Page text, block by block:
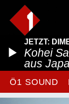
JETZT:
Kohei
aus
Ö1 SOUND